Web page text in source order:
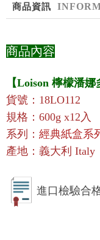
商品資訊
商品內容
【Loison 檸檬潘娜
貨號 ：18LO112
規格：600g x12入
系列： 經典紙盒系
產地：義大利 Italy
進口檢驗合